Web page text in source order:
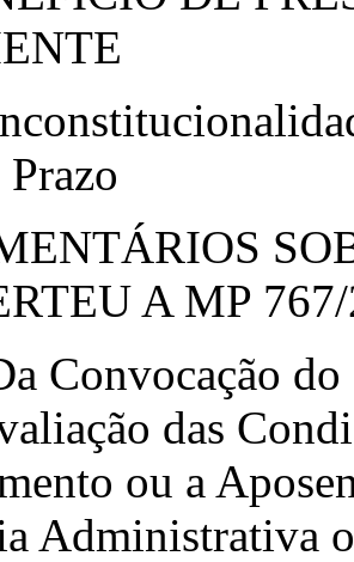
A MP
Convocação
das
ou a
Administrativa